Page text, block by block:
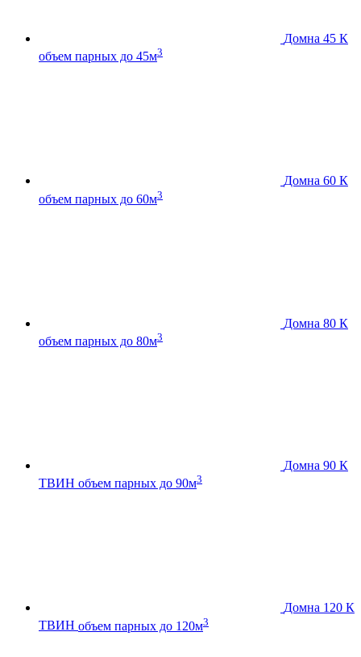
Домна 45 К
объем парных до 45м3
Домна 60 К
объем парных до 60м3
Домна 80 К
объем парных до 80м3
Домна 90 К
ТВИН объем парных до 90м3
Домна 120 К
ТВИН объем парных до 120м3